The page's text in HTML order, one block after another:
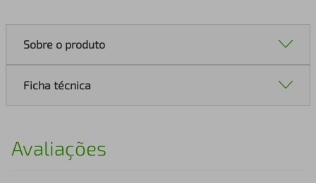
Sobre o produto
Ficha técnica
Avaliações